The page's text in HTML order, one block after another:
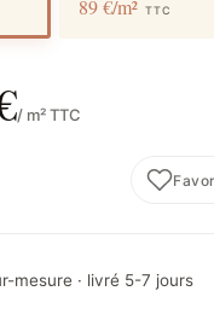
89 €/m² TTC
/ m² TTC
mesure · livré 5-7 jours